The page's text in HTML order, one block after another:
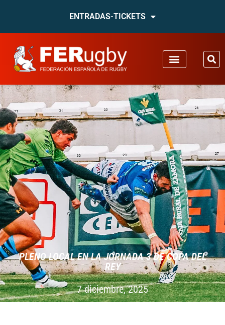
ENTRADAS-TICKETS
PLENO LOCAL EN LA JORNADA 3 DE COPA DEL
REY
7 diciembre, 2025